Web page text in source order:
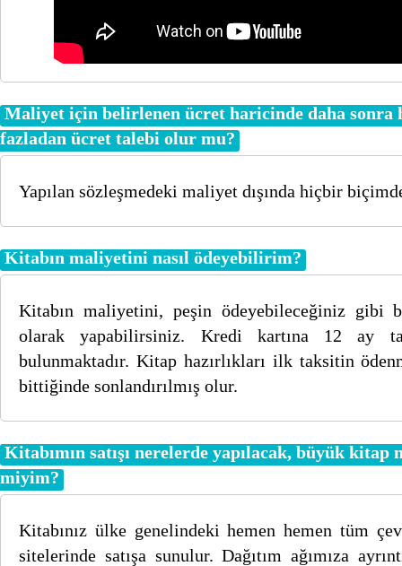
Maliyet için belirlenen ücret haricinde daha sonra
fazladan ücret talebi olur mu?
Yapılan sözleşmedeki maliyet dışında hiçbir
Kitabın maliyetini nasıl ödeyebilirim?
Kitabın maliyetini, peşin ödeyebileceğiniz gibi
olarak yapabilirsiniz. Kredi kartına 12 ay
bulunmaktadır. Kitap hazırlıkları ilk taksitin
bittiğinde sonlandırılmış olur.
Kitabımın satışı nerelerde yapılacak, büyük kitap
miyim?
Kitabınız ülke genelindeki hemen hemen tüm
sitelerinde satışa sunulur. Dağıtım ağımıza